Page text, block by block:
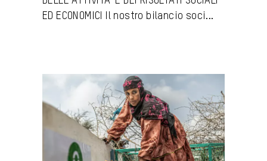
ED ECONOMICI Il nostro bilancio soci...